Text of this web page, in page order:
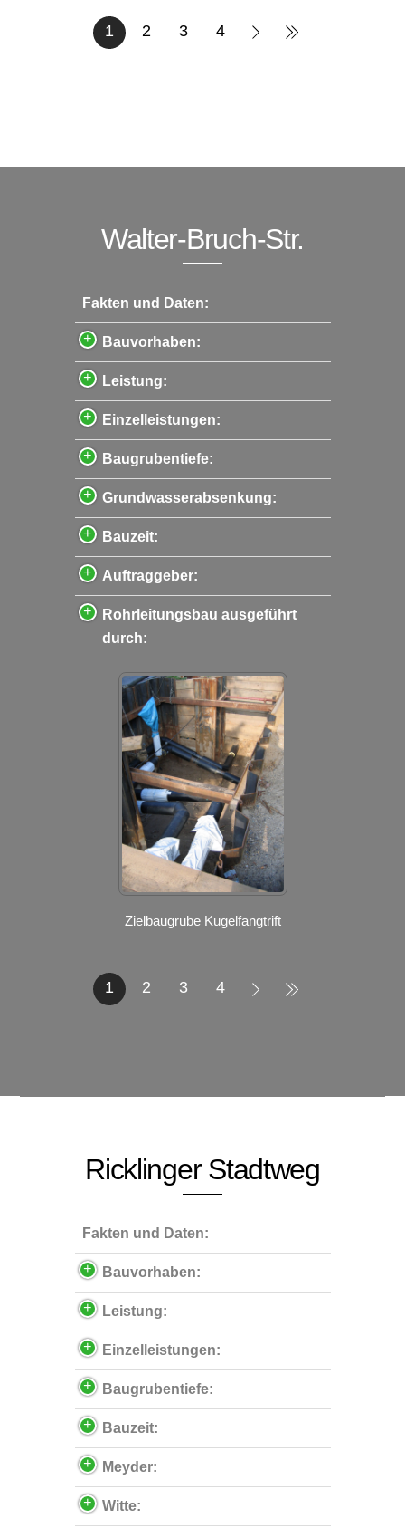
1 2 3 4
Walter-Bruch-Str.
Fakten und Daten:
Bauvorhaben:
Leistung:
Einzelleistungen:
Baugrubentiefe:
Grundwasserabsenkung:
Bauzeit:
Auftraggeber:
Rohrleitungsbau ausgeführt
durch:
Zielbaugrube Kugelfangtrift
1 2 3 4
Ricklinger Stadtweg
Fakten und Daten:
Bauvorhaben:
Leistung:
Einzelleistungen:
Baugrubentiefe:
Bauzeit:
Meyder:
Witte: